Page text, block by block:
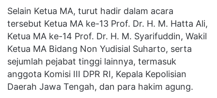
Selain Ketua MA, turut hadir dalam acara
tersebut Ketua MA ke-13 Prof. Dr. H. M. Hatta Ali,
Ketua MA ke-14 Prof. Dr. H. M. Syarifuddin, Wakil
Ketua MA Bidang Non Yudisial Suharto, serta
sejumlah pejabat tinggi lainnya, termasuk
anggota Komisi III DPR RI, Kepala Kepolisian
Daerah Jawa Tengah, dan para hakim agung.